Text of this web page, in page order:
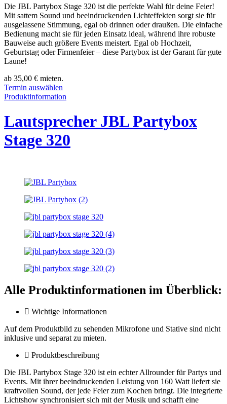
Die JBL Partybox Stage 320 ist die perfekte Wahl für deine Feier!
Mit sattem Sound und beeindruckenden Lichteffekten sorgt sie für
ausgelassene Stimmung, egal ob drinnen oder draußen. Die einfache
Bedienung macht sie für jeden Einsatz ideal, während ihre robuste
Bauweise auch größere Events meistert. Egal ob Hochzeit,
Geburtstag oder Firmenfeier – diese Partybox ist der Garant für gute
Laune!
ab 35,00 € mieten.
Termin auswählen
Produktinformation
Lautsprecher JBL Partybox
Stage 320
Alle Produktinformationen im Überblick:
Wichtige Informationen
Auf dem Produktbild zu sehenden Mikrofone und Stative sind nicht
inklusive und separat zu mieten.
Produktbeschreibung
Die JBL Partybox Stage 320 ist ein echter Allrounder für Partys und
Events. Mit ihrer beeindruckenden Leistung von 160 Watt liefert sie
kraftvollen Sound, der jede Feier zum Kochen bringt. Die integrierte
Lichtshow synchronisiert sich mit der Musik und schafft eine